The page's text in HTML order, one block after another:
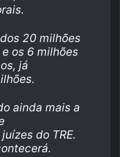
20 milhões
os 6 milhões
já
ainda mais a
do TRE.